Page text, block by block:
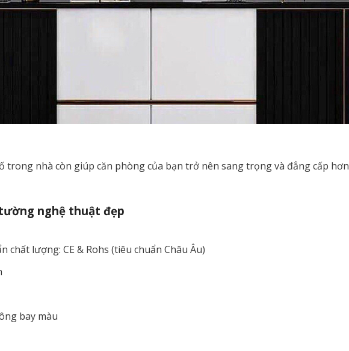
trong nhà còn giúp căn phòng của bạn trở nên sang trọng và đẳng cấp
nghệ thuật đẹp
lượng: CE & Rohs (tiêu chuẩn Châu Âu)
bay màu